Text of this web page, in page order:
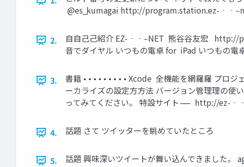
@es_̲kumagai http://program.station.ez-
2.
⾃自⼰己紹介 EZ-‐‑‒NET 熊⾕谷友宏 http://
音でダイヤル いつもの電卓 for iPad いつもの
3.
書籍 • • • • • • • • • Xcode 全機能を網羅羅 プ
ーカライズの設定⽅方法 バージョン管理理の使
ってみてください。 特設サイト ̶— http://ez-
4. 話題 さて ツイッターを眺めていたところ
5. 話題 興味深いツイートが舞い込んできました。